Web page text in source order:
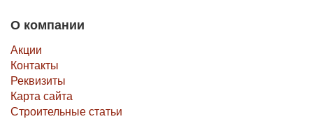
О компании
Акции
Контакты
Реквизиты
Карта сайта
Строительные статьи